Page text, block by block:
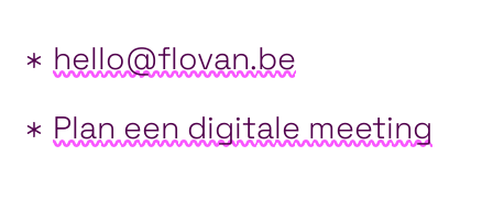
hello@flovan.be
Plan een digitale meeting